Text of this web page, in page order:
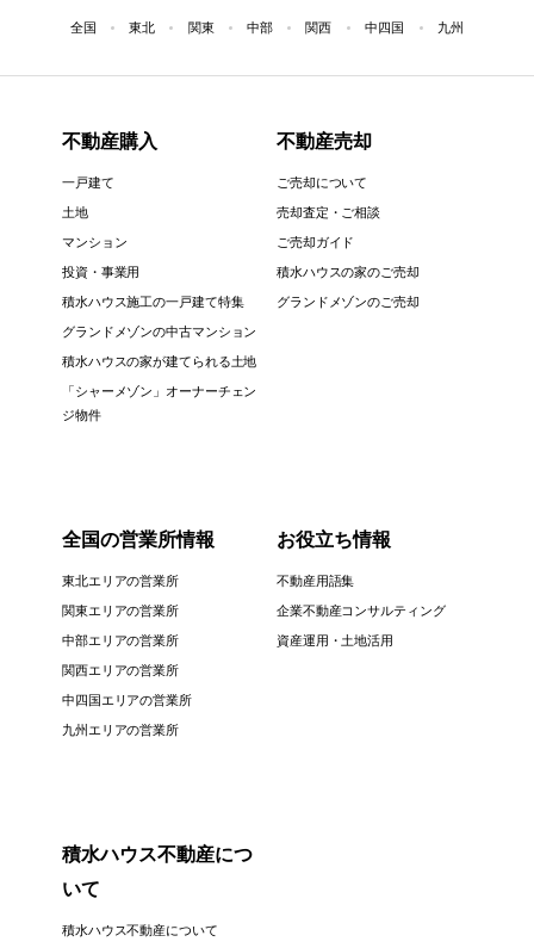
全国 東北 関東 中部 関西 中四国 九州
不動産購入
一戸建て
土地
マンション
投資・事業用
積水ハウス施工の一戸建て特集
グランドメゾンの中古マンション
積水ハウスの家が建てられる土地
「シャーメゾン」オーナーチェン
ジ物件
不動産売却
ご売却について
売却査定・ご相談
ご売却ガイド
積水ハウスの家のご売却
グランドメゾンのご売却
全国の営業所情報
東北エリアの営業所
関東エリアの営業所
中部エリアの営業所
関西エリアの営業所
中四国エリアの営業所
九州エリアの営業所
お役立ち情報
不動産用語集
企業不動産コンサルティング
資産運用・土地活用
積水ハウス不動産につ
いて
積水ハウス不動産について